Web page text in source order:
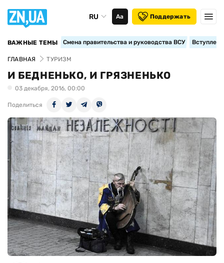
RU Аа Поддержать
ВАЖНЫЕ ТЕМЫ Смена правительства и руководства ВСУ
ГЛАВНАЯ ТУРИЗМ
И БЕДНЕНЬКО, И ГРЯЗНЕНЬКО
03 декабря, 2016, 00:00
Поделиться